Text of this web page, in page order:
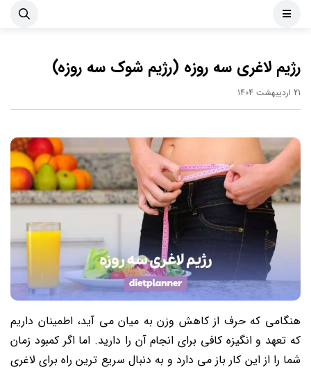
رژیم لاغری سه روزه (رژیم شوک سه روزه)
21 اردیبهشت 1404
هنگامی که حرف از کاهش وزن به میان می آید، اطمینان داریم
که تعهد و انگیزه کافی برای انجام آن را دارید. اما اگر کمبود زمان
شما را از این کار باز می دارد و به دنبال سریع ترین راه برای لاغری